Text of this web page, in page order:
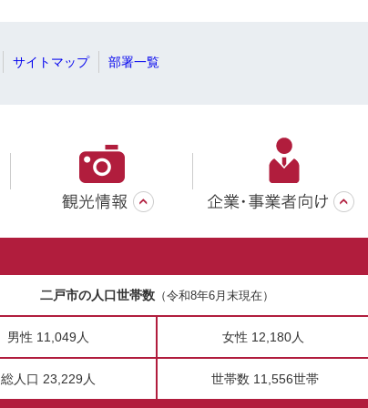
サイトマップ 部署一覧
二戸市の人口世帯数（令和8年6月末現在）
男性 11,049人 女性 12,180人
総人口 23,229人 世帯数 11,556世帯